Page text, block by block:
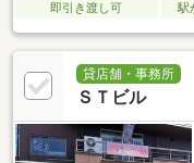
即引き渡し可 駅
貸店舗・事務所
ＳＴビル